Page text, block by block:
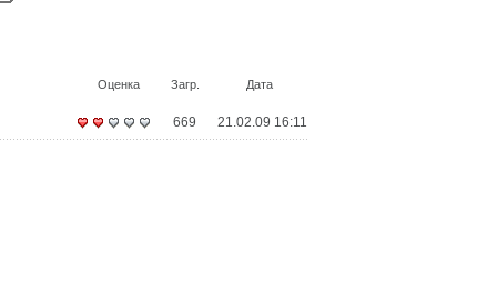
Дата
Загр.
Оценка
21.02.09 16:11
669